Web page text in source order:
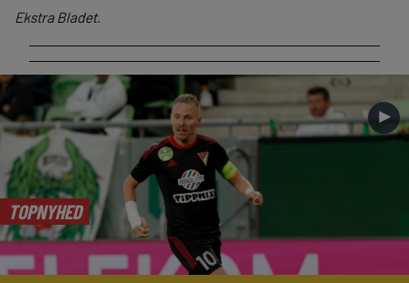
Ekstra Bladet.
TOPNYHED
►